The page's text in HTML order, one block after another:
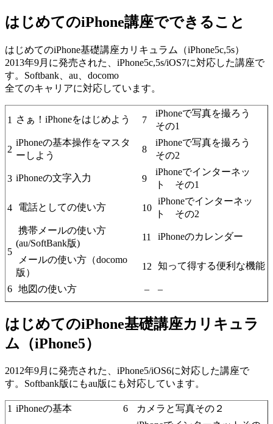
はじめてのiPhone講座でできること
はじめてのiPhone基礎講座カリキュラム（iPhone5c,5s）
2013年9月に発売された、iPhone5c,5s/iOS7に対応した講座で
す。Softbank、au、docomo
全てのキャリアに対応しています。
1 さぁ！iPhoneをはじめよう 7
iPhoneで写真を撮ろう
その1
2
iPhoneの基本操作をマスタ
ーしよう
8
iPhoneで写真を撮ろう
その2
3 iPhoneの文字入力 9
iPhoneでインターネッ
ト その1
4 電話としての使い方 10
iPhoneでインターネッ
ト その2
5
携帯メールの使い方
(au/SoftBank版)
11 iPhoneのカレンダー
メールの使い方（docomo
版）
12 知って得する便利な機能
6 地図の使い方 – –
はじめてのiPhone基礎講座カリキュラ
ム（iPhone5）
2012年9月に発売された、iPhone5/iOS6に対応した講座で
す。Softbank版にもau版にも対応しています。
1 iPhoneの基本 6 カメラと写真その２